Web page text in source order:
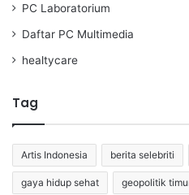
PC Laboratorium
Daftar PC Multimedia
healtycare
Tag
Artis Indonesia berita selebriti
gaya hidup sehat geopolitik